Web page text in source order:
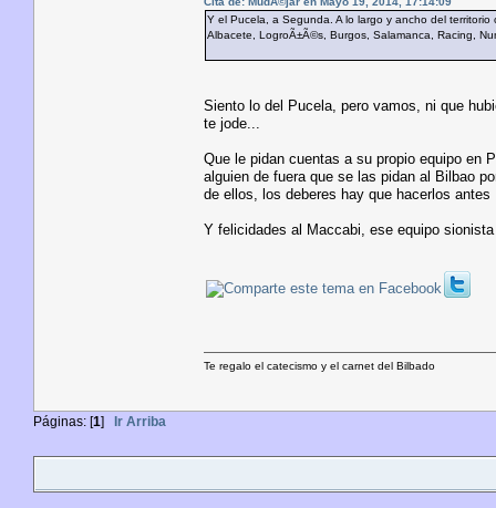
Y el Pucela, a Segunda. A lo largo y ancho del
Albacete, LogroÃ±Ã©s, Burgos, Salamanca, Racing,
Siento lo del Pucela, pero vamos, ni que
te jode...
Que le pidan cuentas a su propio equipo en
alguien de fuera que se las pidan al Bilbao
de ellos, los deberes hay que hacerlos antes
Y felicidades al Maccabi, ese equipo
Te regalo el catecismo y el carnet del Bilbado
Páginas: [1] Ir Arriba